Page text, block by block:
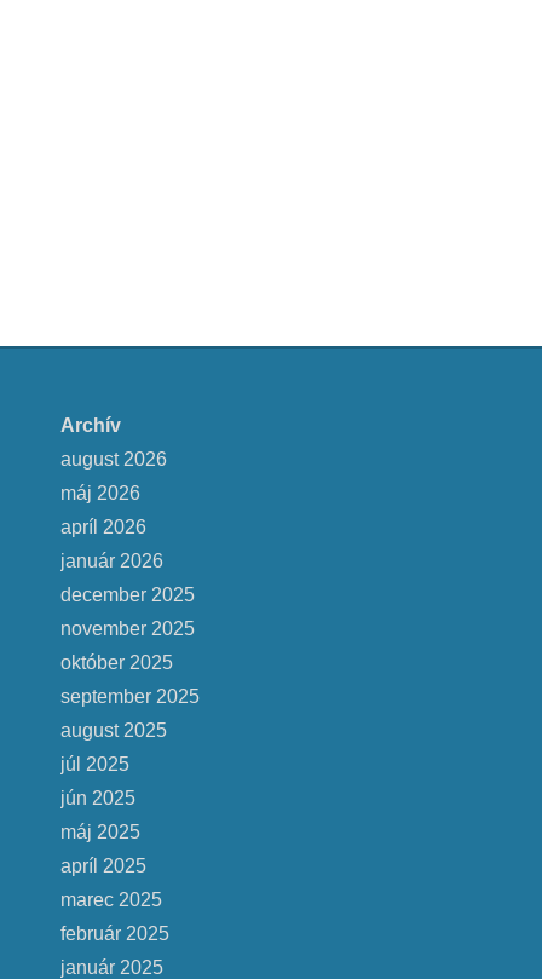
Archív
august 2026
máj 2026
apríl 2026
január 2026
december 2025
november 2025
október 2025
september 2025
august 2025
júl 2025
jún 2025
máj 2025
apríl 2025
marec 2025
február 2025
január 2025